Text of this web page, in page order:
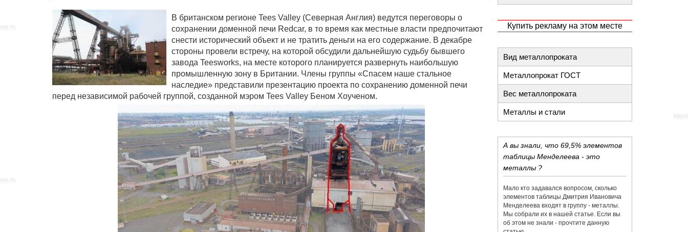
В британском регионе Tees Valley (Северная Англия) ведутся переговоры о
сохранении доменной печи Redcar, в то время как местные власти предпочитают
снести исторический объект и не тратить деньги на его содержание. В декабре
стороны провели встречу, на которой обсудили дальнейшую судьбу бывшего
завода Teesworks, на месте которого планируется развернуть наибольшую
промышленную зону в Британии. Члены группы «Спасем наше стальное
наследие» представили презентацию проекта по сохранению доменной печи
перед независимой рабочей группой, созданной мэром Tees Valley Беном Хоученом.
Купить рекламу на этом месте
Вид металлопроката
Металлопрокат ГОСТ
Вес металлопроката
Металлы и стали
А вы знали, что 69,5% элементов
таблицы Менделеева - это
металлы ?
Мало кто задавался вопросом, сколько
элементов таблицы Дмитрия Ивановича
Менделеева входят в группу - металлы.
Мы собрали их в нашей статье. Если вы
об этом не знали - прочтите данную